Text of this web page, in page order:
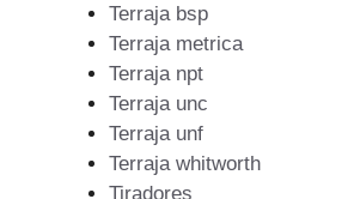
Terraja bsp
Terraja metrica
Terraja npt
Terraja unc
Terraja unf
Terraja whitworth
Tiradores